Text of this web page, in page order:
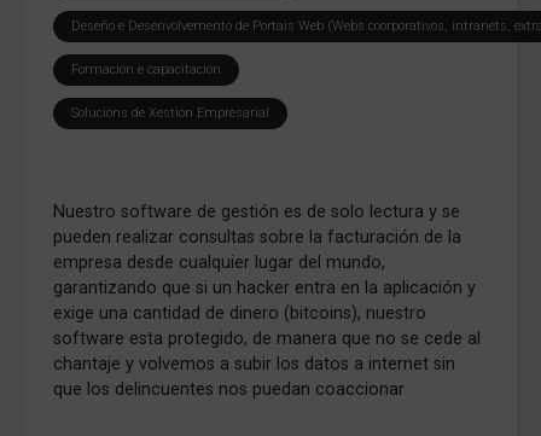
Deseño e Desenvolvemento de Portais Web (Webs coorporativos, intranets,
Formación e capacitación
Solucións de Xestión Empresarial
Nuestro software de gestión es de solo lectura y se
pueden realizar consultas sobre la facturación de la
empresa desde cualquier lugar del mundo,
garantizando que si un hacker entra en la aplicación y
exige una cantidad de dinero (bitcoins), nuestro
software esta protegido, de manera que no se cede al
chantaje y volvemos a subir los datos a internet sin
que los delincuentes nos puedan coaccionar